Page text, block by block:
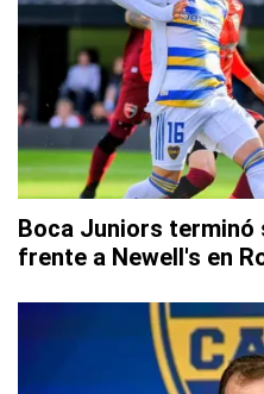
Boca Juniors terminó
frente a Newell's en